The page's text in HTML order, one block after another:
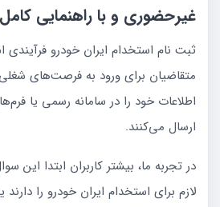
غیرحضوری و با راهنمایی کامل
ثبت نام استخدام ایران خودرو
متقاضیان برای ورود به فرصت‌های
اطلاعات خود را در سامانه رسمی یا
ارسال می‌کنند.
در تجربه ما، بیشتر کاربران ابتدا این
لازم برای استخدام ایران خودرو را دارند